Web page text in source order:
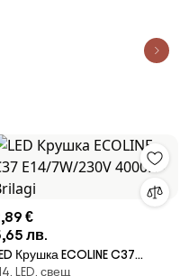
€
лв.
Крушка ECOLINE C37
LED, свещ